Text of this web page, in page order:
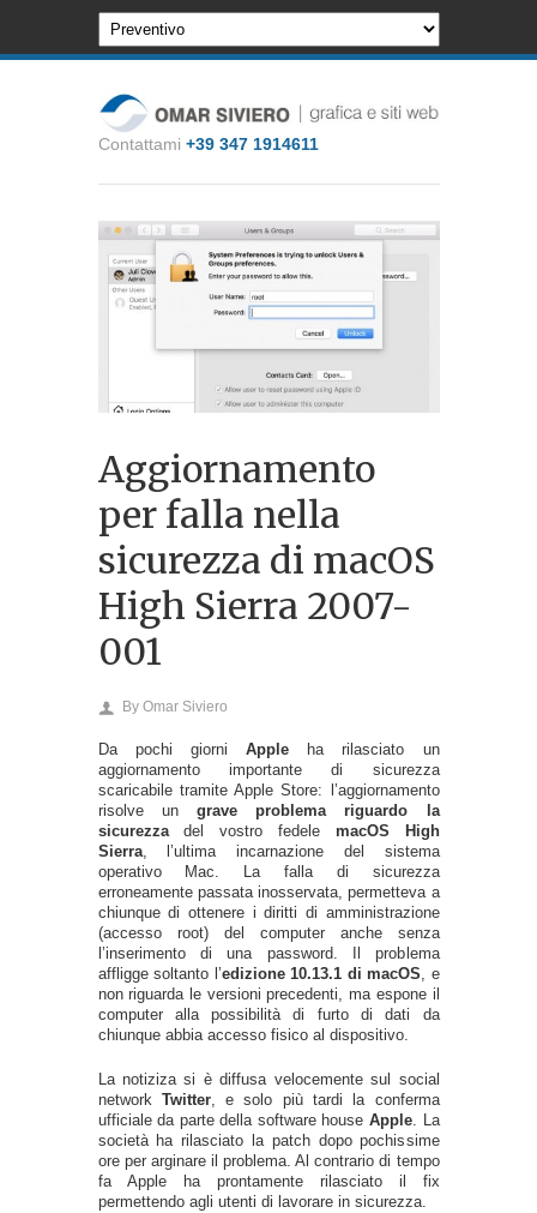
Contattami +39 347 1914611
Aggiornamento
per falla nella
sicurezza di macOS
High Sierra 2007-
001
By Omar Siviero
Da pochi giorni Apple ha rilasciato un
aggiornamento importante di sicurezza
scaricabile tramite Apple Store: l’aggiornamento
risolve un grave problema riguardo la
sicurezzadel vostro fedele macOS High
Sierra, l’ultima incarnazione del sistema
operativo Mac. La falla di sicurezza
erroneamente passata inosservata, permetteva a
chiunque di ottenere i diritti di amministrazione
(accesso root) del computer anche senza
l’inserimento di una password. Il problema
affligge soltanto l’edizione 10.13.1 di macOS, e
non riguarda le versioni precedenti, ma espone il
computer alla possibilità di furto di dati da
chiunque abbia accesso fisico al dispositivo.
La notiziza si è diffusa velocemente sul social
network Twitter, e solo più tardi la conferma
ufficiale da parte della software house Apple. La
società ha rilasciato la patch dopo pochissime
ore per arginare il problema. Al contrario di tempo
fa Apple ha prontamente rilasciato il fix
permettendo agli utenti di lavorare in sicurezza.